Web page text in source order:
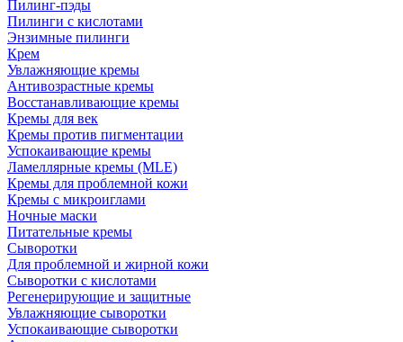
Пилинг-пэды
Пилинги с кислотами
Энзимные пилинги
Крем
Увлажняющие кремы
Антивозрастные кремы
Восстанавливающие кремы
Кремы для век
Кремы против пигментации
Успокаивающие кремы
Ламеллярные кремы (MLE)
Кремы для проблемной кожи
Кремы с микроиглами
Ночные маски
Питательные кремы
Сыворотки
Для проблемной и жирной кожи
Сыворотки с кислотами
Регенерирующие и защитные
Увлажняющие сыворотки
Успокаивающие сыворотки